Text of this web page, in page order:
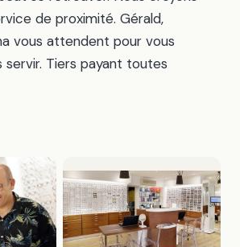
de proximité. Gérald,
vous attendent pour vous
servir. Tiers payant toutes